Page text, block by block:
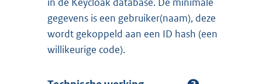
gegevens is een gebruiker(naam), deze
wordt gekoppeld aan een ID hash (een
willikeurige code).